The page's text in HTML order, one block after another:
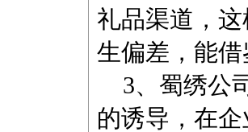
礼品渠道，
生偏差，能
3、蜀绣公
的诱导，在